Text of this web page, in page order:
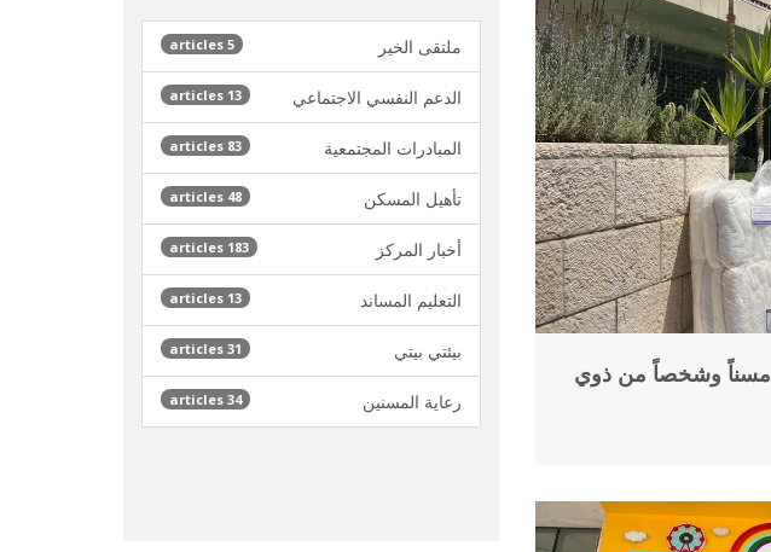
توزيع فوط صحية لـ 18 مسناً وشخصاً من ذوي
ملتقى الخير 5 articles
الدعم النفسي الاجتماعي 13 articles
المبادرات المجتمعية 83 articles
تأهيل المسكن 48 articles
أخبار المركز 183 articles
التعليم المساند 13 articles
بيئتي بيتي 31 articles
رعاية المسنين 34 articles